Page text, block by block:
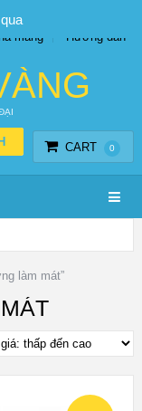
tưới
màng Hướng dẫn
CART 0
làm mát”